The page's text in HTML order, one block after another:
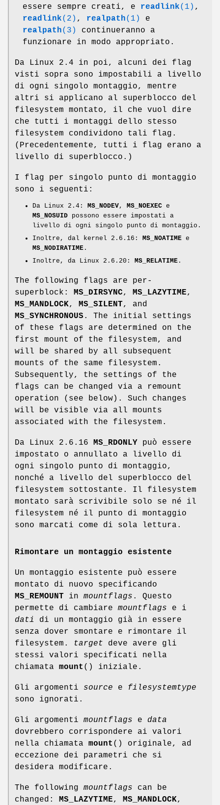
essere sempre creati, e readlink(1) ,
readlink(2) , realpath(1)
e
realpath(3)
continueranno a
funzionare in modo appropriato.
Da Linux 2.4 in poi, alcuni dei flag
visti sopra sono impostabili a livello
di ogni singolo montaggio, mentre
altri si applicano al superblocco del
filesystem montato, il che vuol dire
che tutti i montaggi dello stesso
filesystem condividono tali flag.
(Precedentemente, tutti i flag erano a
livello di superblocco.)
I flag per singolo punto di montaggio
sono i seguenti:
Da Linux 2.4: MS_NODEV, MS_NOEXEC e
MS_NOSUID possono essere impostati a
livello di ogni singolo punto di montaggio.
Inoltre, dal kernel 2.6.16: MS_NOATIME e
MS_NODIRATIME .
Inoltre, da Linux 2.6.20: MS_RELATIME .
The following flags are per-
superblock:
MS_DIRSYNC, MS_LAZYTIME,
MS_MANDLOCK, MS_SILENT, and
MS_SYNCHRONOUS . The initial settings
of these flags are determined on the
first mount of the filesystem, and
will be shared by all subsequent
mounts of the same filesystem.
Subsequently, the settings of the
flags can be changed via a remount
operation (see below). Such changes
will be visible via all mounts
associated with the filesystem.
Da Linux 2.6.16 MS_RDONLY può essere
impostato o annullato a livello di
ogni singolo punto di montaggio,
nonché a livello del superblocco del
filesystem sottostante. Il filesystem
montato sarà scrivibile solo se né il
filesystem né il punto di montaggio
sono marcati come di sola lettura.
Rimontare un montaggio esistente
Un montaggio esistente può essere
montato di nuovo specificando
MS_REMOUNT in mountflags . Questo
permette di cambiare mountflags e i
dati
di un montaggio già in essere
senza dover smontare e rimontare il
filesystem.
target deve avere gli
stessi valori specificati nella
chiamata mount () iniziale.
Gli argomenti source e filesystemtype
sono ignorati.
Gli argomenti mountflags e data
dovrebbero corrispondere ai valori
nella chiamata mount () originale, ad
eccezione dei parametri che si
desidera modificare.
The following mountflags can be
changed: MS_LAZYTIME, MS_MANDLOCK,